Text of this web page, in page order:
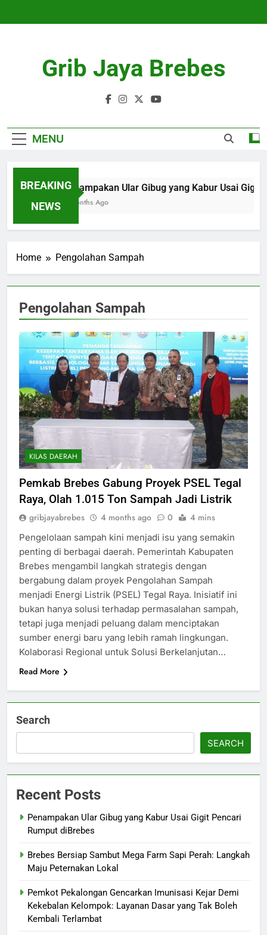
Grib Jaya Brebes
MENU
BREAKING
NEWS
Penampakan Ular Gibug yang Kabur Usai Gigit
4 Months Ago
Home Pengolahan Sampah
Pengolahan Sampah
KILAS DAERAH
Pemkab Brebes Gabung Proyek PSEL Tegal
Raya, Olah 1.015 Ton Sampah Jadi Listrik
gribjayabrebes 4 months ago 0 4 mins
Pengelolaan sampah kini menjadi isu yang semakin
penting di berbagai daerah. Pemerintah Kabupaten
Brebes mengambil langkah strategis dengan
bergabung dalam proyek Pengolahan Sampah
menjadi Energi Listrik (PSEL) Tegal Raya. Inisiatif ini
bukan hanya solusi terhadap permasalahan sampah,
tetapi juga menjadi peluang dalam menciptakan
sumber energi baru yang lebih ramah lingkungan.
Kolaborasi Regional untuk Solusi Berkelanjutan…
Read More
Search
SEARCH
Recent Posts
Penampakan Ular Gibug yang Kabur Usai Gigit Pencari
Rumput diBrebes
Brebes Bersiap Sambut Mega Farm Sapi Perah: Langkah
Maju Peternakan Lokal
Pemkot Pekalongan Gencarkan Imunisasi Kejar Demi
Kekebalan Kelompok: Layanan Dasar yang Tak Boleh
Kembali Terlambat